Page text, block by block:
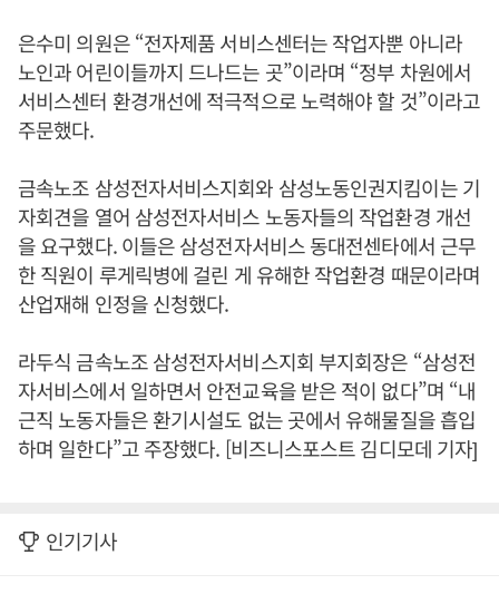
은수미 의원은 “전자제품 서비스센터는 작업자뿐 아니라
노인과 어린이들까지 드나드는 곳”이라며 “정부 차원에서
서비스센터 환경개선에 적극적으로 노력해야 할 것”이라고
주문했다.
금속노조 삼성전자서비스지회와 삼성노동인권지킴이는 기
자회견을 열어 삼성전자서비스 노동자들의 작업환경 개선
을 요구했다. 이들은 삼성전자서비스 동대전센타에서 근무
한 직원이 루게릭병에 걸린 게 유해한 작업환경 때문이라며
산업재해 인정을 신청했다.
라두식 금속노조 삼성전자서비스지회 부지회장은 “삼성전
자서비스에서 일하면서 안전교육을 받은 적이 없다”며 “내
근직 노동자들은 환기시설도 없는 곳에서 유해물질을 흡입
하며 일한다”고 주장했다. [비즈니스포스트 김디모데 기자]
인기기사